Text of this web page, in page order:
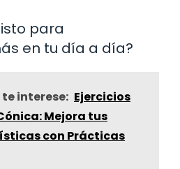
para
en tu día a día?
interese: Ejercicios
Mejora tus
con Prácticas